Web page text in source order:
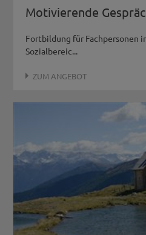
Motivierende
Fortbildung für Fachpersonen
Sozialbereic...
ZUM ANGEBOT